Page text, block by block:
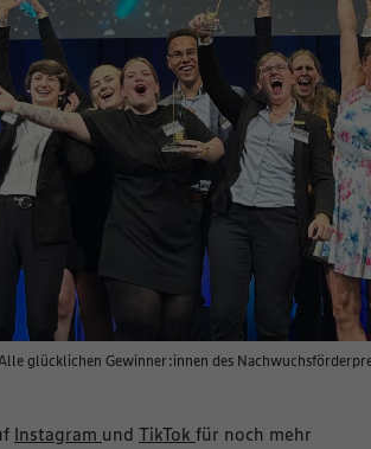
glücklichen Gewinner:innen des
Instagram und TikTok für noch mehr